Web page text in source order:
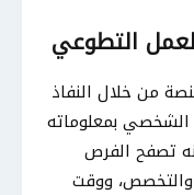
التطوعي
من خلال النفاذ
الشخصي بمعلوماته
تصفح الفرص
والتخصص، ووقت